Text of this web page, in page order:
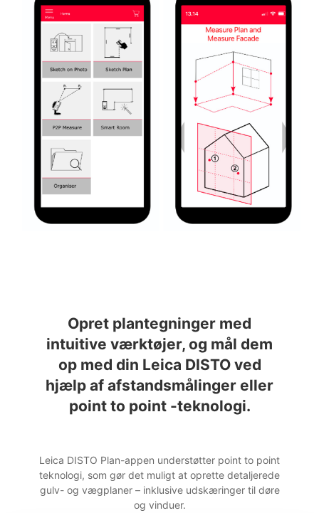
Opret plantegninger med
intuitive værktøjer, og mål dem
op med din Leica DISTO ved
hjælp af afstandsmålinger eller
point to point -teknologi.
Leica DISTO Plan-appen understøtter point to point
teknologi, som gør det muligt at oprette detaljerede
gulv- og vægplaner – inklusive udskæringer til døre
og vinduer.